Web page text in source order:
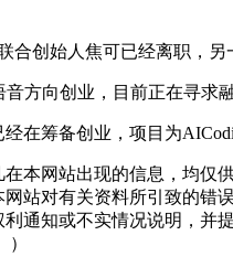
始人焦可已经离职，另
方向创业，目前正在寻求融
筹备创业，项目为
网站出现的信息，均仅
站对有关资料所引致的
通知或不实情况说明，